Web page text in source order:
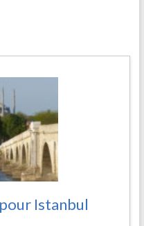
Istanbul